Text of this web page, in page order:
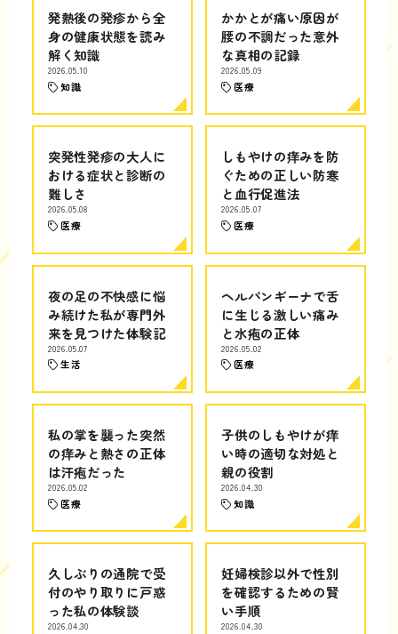
発熱後の発疹から全
身の健康状態を読み
解く知識
2026.05.10
知識
かかとが痛い原因が
腰の不調だった意外
な真相の記録
2026.05.09
医療
突発性発疹の大人に
おける症状と診断の
難しさ
2026.05.08
医療
しもやけの痒みを防
ぐための正しい防寒
と血行促進法
2026.05.07
医療
夜の足の不快感に悩
み続けた私が専門外
来を見つけた体験記
2026.05.07
生活
ヘルパンギーナで舌
に生じる激しい痛み
と水疱の正体
2026.05.02
医療
私の掌を襲った突然
の痒みと熱さの正体
は汗疱だった
2026.05.02
医療
子供のしもやけが痒
い時の適切な対処と
親の役割
2026.04.30
知識
久しぶりの通院で受
付のやり取りに戸惑
った私の体験談
2026.04.30
妊婦検診以外で性別
を確認するための賢
い手順
2026.04.30